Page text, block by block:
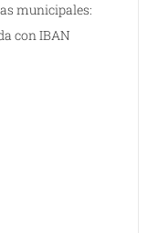
municipales:
con IBAN